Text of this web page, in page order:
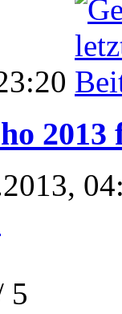
2013
5